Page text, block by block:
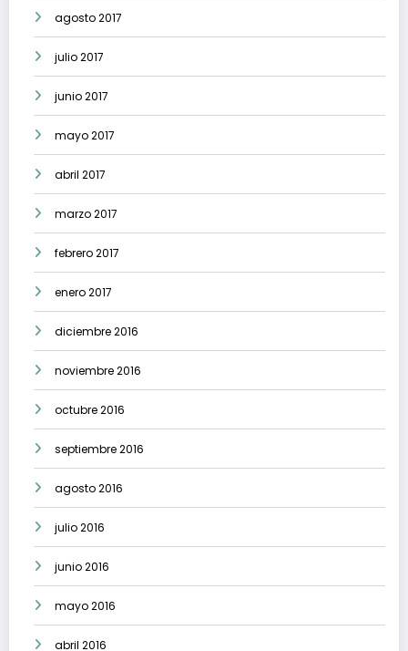
agosto 2017
julio 2017
junio 2017
mayo 2017
abril 2017
marzo 2017
febrero 2017
enero 2017
diciembre 2016
noviembre 2016
octubre 2016
septiembre 2016
agosto 2016
julio 2016
junio 2016
mayo 2016
abril 2016